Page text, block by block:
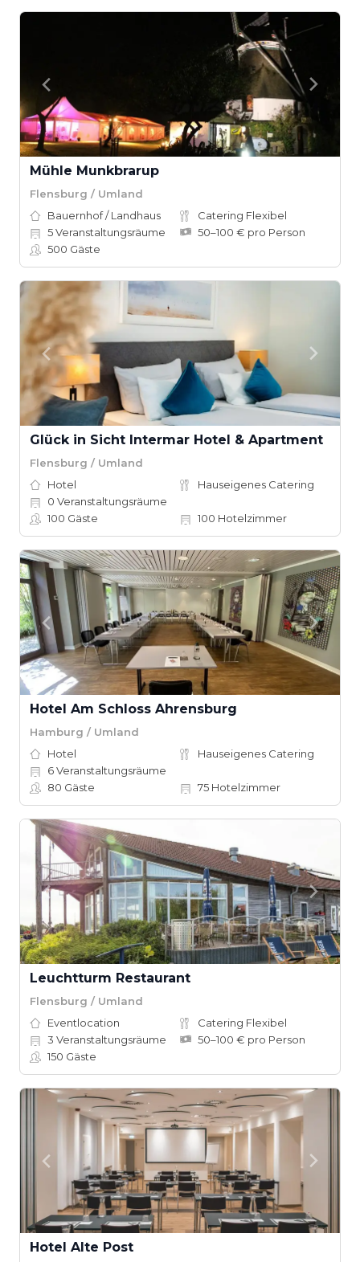
Mühle Munkbrarup
Flensburg / Umland
Bauernhof / Landhaus
Catering Flexibel
5Veranstaltungsräume
50–100 € pro Person
500 Gäste
Glück in Sicht Intermar Hotel & Apartment
Flensburg / Umland
Hotel
Hauseigenes Catering
0 Veranstaltungsräume
100 Gäste 100 Hotelzimmer
Hotel Am Schloss Ahrensburg
Hamburg / Umland
Hotel
Hauseigenes Catering
6Veranstaltungsräume
80 Gäste 75 Hotelzimmer
Leuchtturm Restaurant
Flensburg / Umland
Eventlocation
Catering Flexibel
3 Veranstaltungsräume
50–100 € pro Person
150 Gäste
Hotel Alte Post